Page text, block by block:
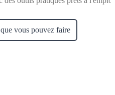
vous pouvez faire